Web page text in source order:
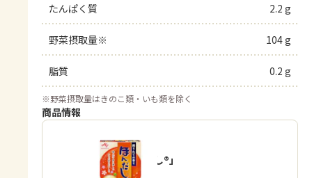
たんぱく質 2.2 g
野菜摂取量※ 104 g
脂質 0.2 g
※野菜摂取量はきのこ類・いも類を除く
商品情報
「ほんだし®」